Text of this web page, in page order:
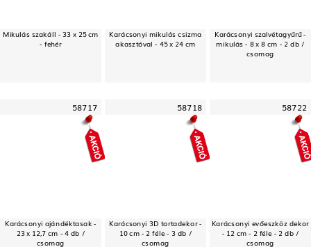
Mikulás szakáll - 33 x 25 cm
- fehér
Karácsonyi mikulás csizma
akasztóval - 45 x 24 cm
Karácsonyi szalvétagyűrű -
mikulás - 8 x 8 cm - 2 db /
csomag
58717
Karácsonyi ajándéktasak -
23 x 12,7 cm - 4 db /
csomag
58718
Karácsonyi 3D tortadekor -
10 cm - 2 féle - 3 db /
csomag
58722
Karácsonyi evőeszköz dekor
- 12 cm - 2 féle - 2 db /
csomag